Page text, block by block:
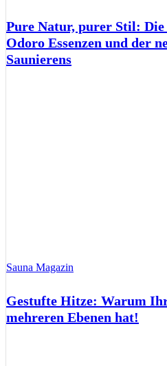
Pure Natur, purer Stil: Die
Odoro Essenzen und der
Saunierens
Sauna Magazin
Gestufte Hitze: Warum
mehreren Ebenen hat!